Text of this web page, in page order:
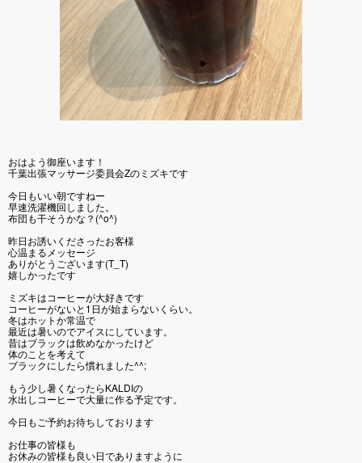
おはよう御座います！
千葉出張マッサージ委員会Zのミズキです
今日もいい朝ですねー
早速洗濯機回しました。
布団も干そうかな？(^o^)
昨日お誘いくださったお客様
心温まるメッセージ
ありがとうございます(T_T)
嬉しかったです
ミズキはコーヒーが大好きです
コーヒーがないと1日が始まらないくらい。
冬はホットか常温で
最近は暑いのでアイスにしています。
昔はブラックは飲めなかったけど
体のことを考えて
ブラックにしたら慣れました^^;
もう少し暑くなったらKALDIの
水出しコーヒーで大量に作る予定です。
今日もご予約お待ちしております
お仕事の皆様も
お休みの皆様も良い日でありますように